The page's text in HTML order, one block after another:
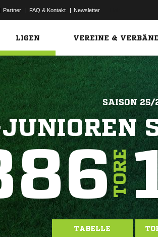
Partner | FAQ & Kontakt | Newsletter
LIGEN VEREINE &
SAISON 25/
TORE
TABELLE